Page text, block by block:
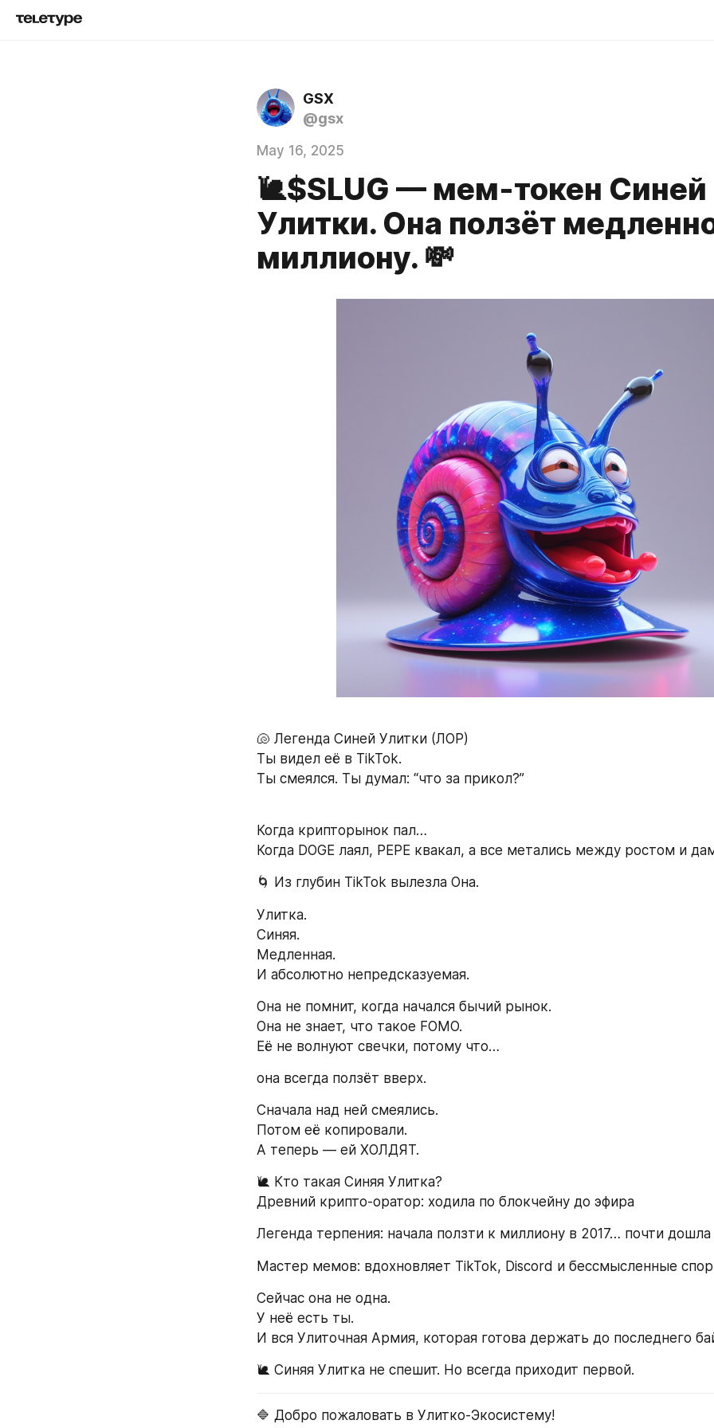
GSX
@gsx
May 16, 2025
🐌$SLUG — мем-токен Синей
Улитки. Она ползёт
миллиону. 💸
🐚 Легенда Синей Улитки (ЛОР)
Ты видел её в TikTok.
Ты смеялся. Ты думал: “что за прикол?”
Когда крипторынок пал…
Когда DOGE лаял, PEPE квакал, а все метались между ростом и
🌀 Из глубин TikTok вылезла Она.
Улитка.
Синяя.
Медленная.
И абсолютно непредсказуемая.
Она не помнит, когда начался бычий рынок.
Она не знает, что такое FOMO.
Её не волнуют свечки, потому что…
она всегда ползёт вверх.
Сначала над ней смеялись.
Потом её копировали.
А теперь — ей ХОЛДЯТ.
🐌 Кто такая Синяя Улитка?
Древний крипто-оратор: ходила по блокчейну до эфира
Легенда терпения: начала ползти к миллиону в 2017… почти дошла
Мастер мемов: вдохновляет TikTok, Discord и бессмысленные
Сейчас она не одна.
У неё есть ты.
И вся Улиточная Армия, которая готова держать до последнего
🐌 Синяя Улитка не спешит. Но всегда приходит первой.
🔷 Добро пожаловать в Улитко-Экосистему!